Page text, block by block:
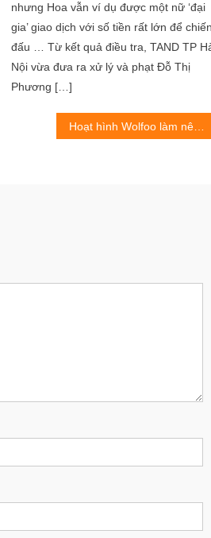
nhưng Hoa vẫn ví dụ được một nữ ‘đại
gia’ giao dịch với số tiền rất lớn để
đấu … Từ kết quả điều tra, TAND TP
Nội vừa đưa ra xử lý và phạt Đỗ Thị
Phương […]
Hoạt hình Wolfoo làm nên những kỳ tích chưa từng có trong lịch sử hoạt động hình Việt